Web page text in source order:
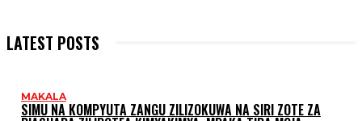
LATEST POSTS
MAKALA
SIMU NA KOMPYUTA ZANGU ZILIZOKUWA NA SIRI ZOTE ZA